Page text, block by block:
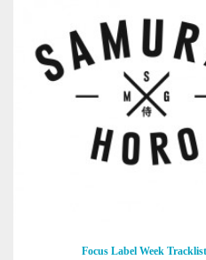
Focus Label Week